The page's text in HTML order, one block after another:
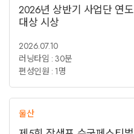
2026년 상반기 사업단 연도
대상 시상
2026.07.10
러닝타임 : 30분
편성인원 : 1명
울산